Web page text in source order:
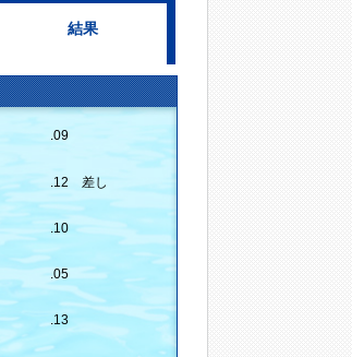
結果
.09
.12 差し
.10
.05
.13